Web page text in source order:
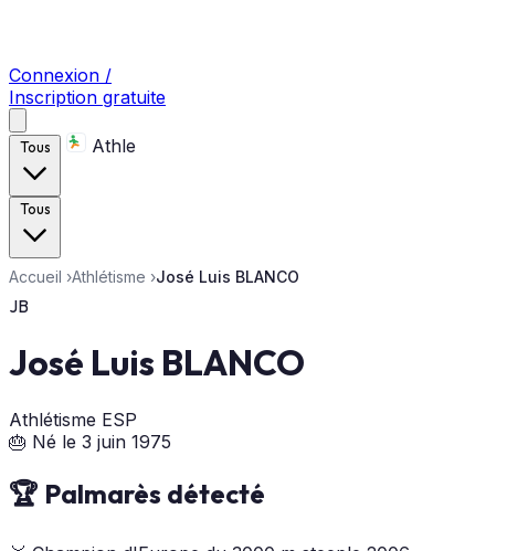
Connexion /
Inscription gratuite
Tous Athle
Tous
Accueil ›Athlétisme ›José Luis BLANCO
JB
José Luis BLANCO
Athlétisme ESP
🎂 Né le 3 juin 1975
🏆 Palmarès détecté